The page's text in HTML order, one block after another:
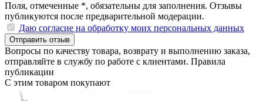
Поля, отмеченные *, обязательны для заполнения. Отзывы
публикуются после предварительной модерации.
Даю согласие на обработку моих персональных данных
Отправить отзыв
Вопросы по качеству товара, возврату и выполнению заказа,
отправляйте в службу по работе с клиентами. Правила
публикации
С этим товаром покупают